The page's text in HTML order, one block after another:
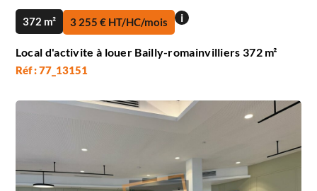
372 m² 3 255 € HT/HC/mois i
Local d'activite à louer Bailly-romainvilliers 372 m²
Réf : 77_13151